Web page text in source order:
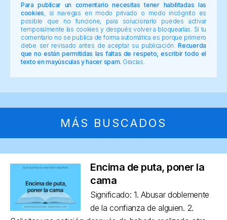
Para publicar un comentario necesitas tener habilitadas las
cookies , si navegas en modo privado o modo incógnito es
posible que no funcione, para solucionarlo puedes activar
temporalmente las cookies y después volver a bloquearlas. Si tu
comentario no se publica de forma automática es porque primero
debe ser revisado antes de aceptar su publicación.Recuerda
que no están permitidas las faltas de respeto, escribir todo el
texto en mayúsculas y hacer spam. Gracias.
MÁS BUSCADOS
Encima de puta, poner la
cama
Significado: 1. Abusar doblemente
de la confianza de alguien. 2.